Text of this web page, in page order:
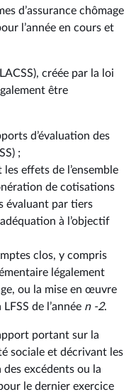
d’assurance chômage
l’année en cours et
créée par la loi
être
d’évaluation des
;
effets de l’ensemble
de cotisations
évaluant par tiers
à l’objectif
clos, y compris
légalement
ou la mise en œuvre
de l’année n -2.
portant sur la
sociale et décrivant les
excédents ou la
le dernier exercice